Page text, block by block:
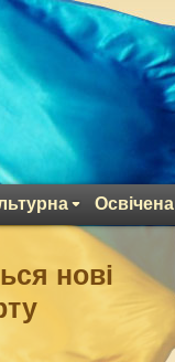
Освічена
нові